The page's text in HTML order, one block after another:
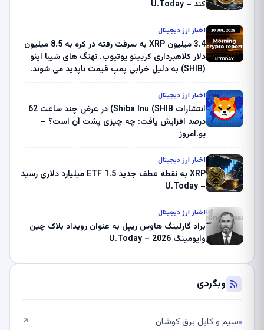
کند – U.Today
اخبار ارز دیجیتال
3.4 میلیون XRP به سرقت رفته در کره به 8.5 میلیون
دلار کلاهبرداری کریپتو یوتیوب. نهنگ های شیبا اینو
(SHIB) به دلیل خرابی پمپ قیمت ناپدید می شوند.
ثبت کرد – گزارش کریپتو صبح – U.Today
اخبار ارز دیجیتال
انتشارات Shiba Inu (SHIB) در عرض چند ساعت 62
درصد افزایش یافت: چه چیزی پشت آن است؟ –
یو.امروز
اخبار ارز دیجیتال
XRP به نقطه عطف جدید ETF 1.5 میلیارد دلاری رسید
– U.Today
اخبار ارز دیجیتال
براد گارلینگ هاوس ریپل به عنوان رویداد بلاک چین
وایومینگ 2026 – U.Today
وبگردی
سیم و کابل برق کوشان ↗